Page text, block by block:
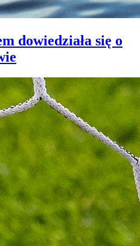
dowiedziała się o